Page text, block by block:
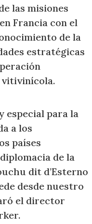
las misiones
Francia con el
de la
estratégicas
especial para la
a los
países
de la
dit d’Esterno
desde nuestro
el director